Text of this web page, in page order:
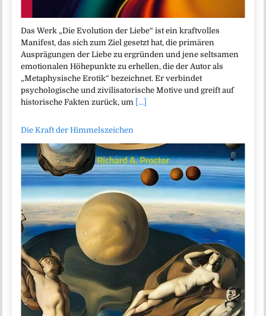
Das Werk „Die Evolution der Liebe“ ist ein kraftvolles
Manifest, das sich zum Ziel gesetzt hat, die primären
Ausprägungen der Liebe zu ergründen und jene seltsamen
emotionalen Höhepunkte zu erhellen, die der Autor als
„Metaphysische Erotik“ bezeichnet. Er verbindet
psychologische und zivilisatorische Motive und greift auf
historische Fakten zurück, um [...]
Die Kraft der Himmelszeichen